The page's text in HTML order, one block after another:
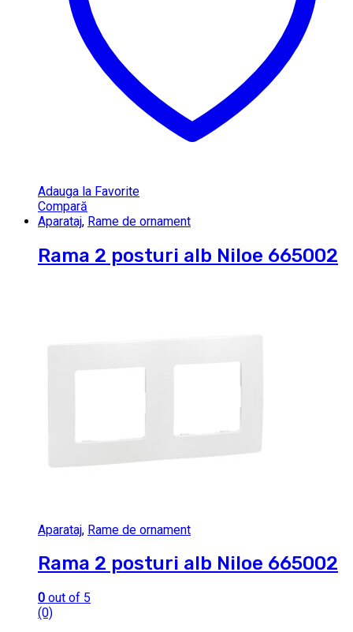
Adauga la Favorite
Compară
Aparataj, Rame de ornament
Rama 2 posturi alb Niloe 665002
Aparataj, Rame de ornament
Rama 2 posturi alb Niloe 665002
0 out of 5
(0)